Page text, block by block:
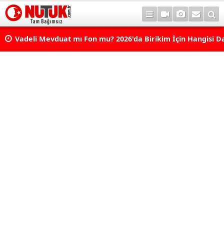
Vadeli Mevduat mı Fon mu? 2026'da Birikim İçin Hangisi